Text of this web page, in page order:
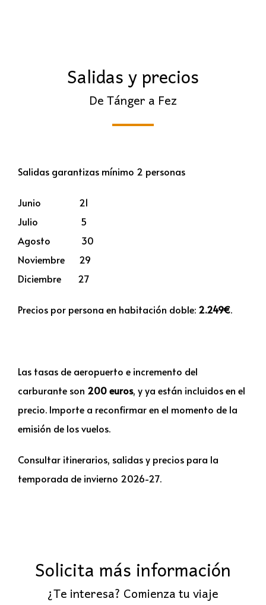
Salidas y precios
De Tánger a Fez
Salidas garantizas mínimo 2 personas
Junio 21
Julio 5
Agosto 30
Noviembre 29
Diciembre 27
Precios por persona en habitación doble: 2.249€.
Las tasas de aeropuerto e incremento del
carburante son 200 euros, y ya están incluidos en el
precio. Importe a reconfirmar en el momento de la
emisión de los vuelos.
Consultar itinerarios, salidas y precios para la
temporada de invierno 2026-27.
Solicita más información
¿Te interesa? Comienza tu viaje